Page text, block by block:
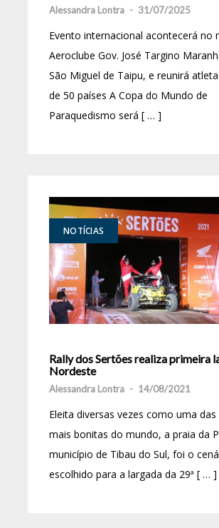
Alessandra Lontra - 31/07/2025
Evento internacional acontecerá no
Aeroclube Gov. José Targino
São Miguel de Taipu, e reunirá
de 50 países A Copa do Mundo de
Paraquedismo será [ … ]
NOTÍCIAS
Rally dos Sertões realiza primeira
Nordeste
Alessandra Lontra - 14/08/2021
Eleita diversas vezes como uma das
mais bonitas do mundo, a praia da
município de Tibau do Sul, foi o
escolhido para a largada da 29ª [ … ]